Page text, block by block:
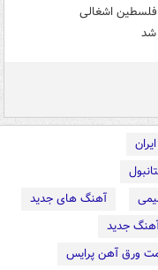
اشغالی
شد
آهنگ های جدید
جدید
ورق آهن پرایس